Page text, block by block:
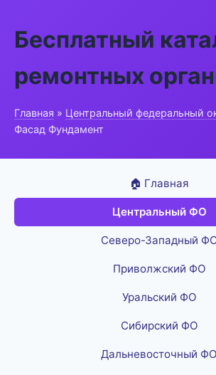
Бесплатный
ремонтных
Главная » Центральный федеральный
Фасад Фундамент
🏠 Главная
Центральный ФО
Северо-Западный
Приволжский ФО
Уральский ФО
Сибирский ФО
Дальневосточный ФО